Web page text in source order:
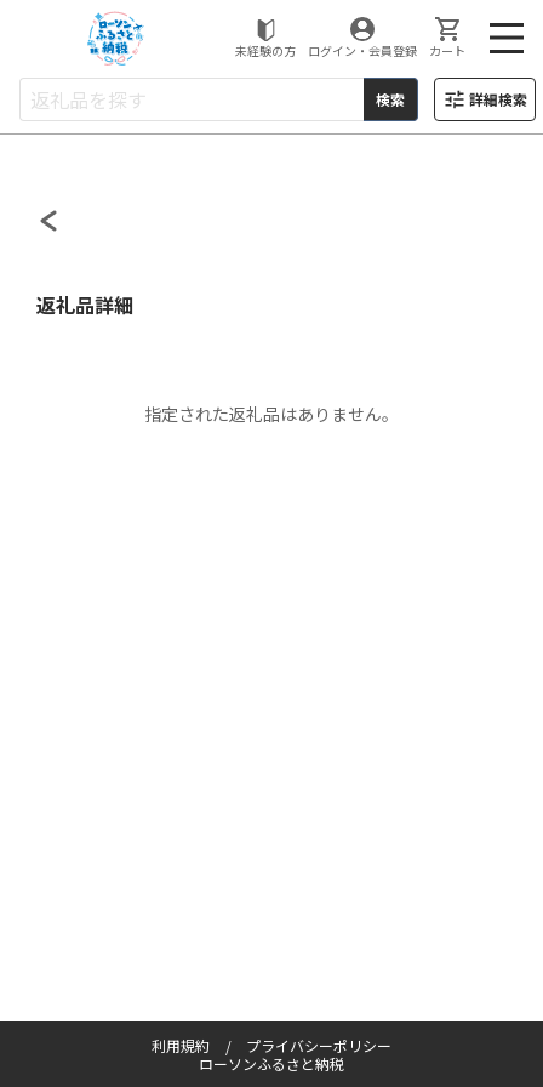
ローソンふるさと納税
未経験の方 ログイン・会員登録 カート
検索 詳細検索
返礼品詳細
指定された返礼品はありません。
利用規約
プライバシーポリシー
ローソンふるさと納税